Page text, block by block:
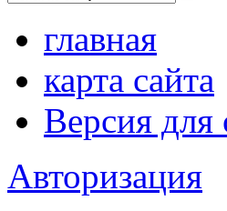
главная
карта сайта
Версия
Авторизация